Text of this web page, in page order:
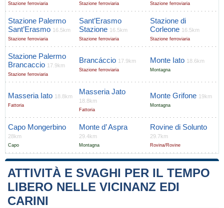
Stazione ferroviaria Stazione ferroviaria Stazione ferroviaria
Stazione Palermo
Sant’Erasmo 16.5km
Stazione ferroviaria
Sant’Erasmo
Stazione 16.5km
Stazione ferroviaria
Stazione di
Corleone 16.5km
Stazione ferroviaria
Stazione Palermo
Brancaccio 17.9km
Stazione ferroviaria
Brancáccio 17.9km
Stazione ferroviaria
Monte Iato 18.6km
Montagna
Masseria Iato 18.8km
Fattoria
Masseria Jato
18.8km
Fattoria
Monte Grifone 19km
Montagna
Capo Mongerbino
28km
Capo
Monte d’ Aspra
29.4km
Montagna
Rovine di Solunto
29.7km
Rovina/Rovine
ATTIVITÀ E SVAGHI PER IL TEMPO
LIBERO NELLE VICINANZ EDI
CARINI